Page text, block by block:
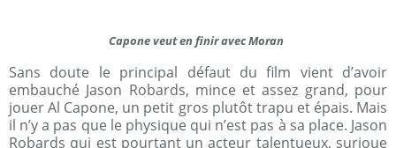
Capone veut en finir avec Moran
Sans doute le principal défaut du film vient d’avoir
embauché Jason Robards, mince et assez grand, pour
jouer Al Capone, un petit gros plutôt trapu et épais. Mais
il n’y a pas que le physique qui n’est pas à sa place. Jason
Robards qui est pourtant un acteur talentueux, surjoue